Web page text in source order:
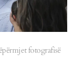
fotografisë